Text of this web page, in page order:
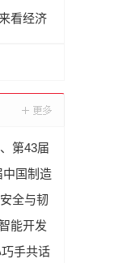
看经济
第43届
中国制造
全与韧
能开发
手共话